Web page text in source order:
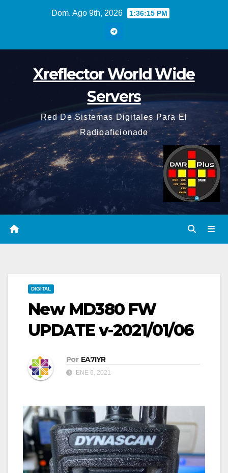
Dom. Ago 9th, 2026 1:36:17 PM
Xreflector World Wide
Servers
Red De Sistemas Digitales Para El
Radioaficionado
DIGITAL
New MD380 FW
UPDATE v-2021/01/06
Por EA7IYR
ENE 6, 2021